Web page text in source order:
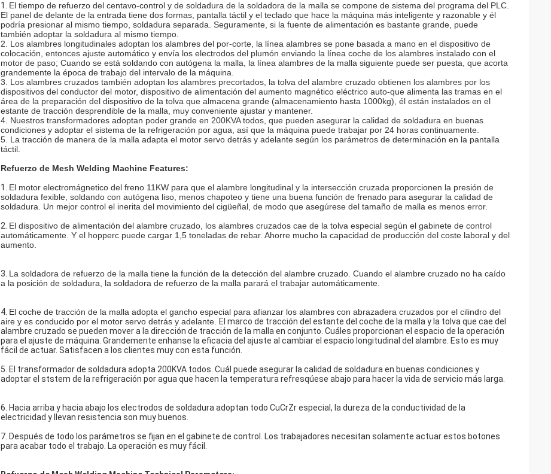
1. El tiempo de refuerzo del centavo-control y de soldadura de la soldadora de la malla se compone de sistema del programa del PLC.
El panel de delante de la entrada tiene dos formas, pantalla táctil y el teclado que hace la máquina más inteligente y razonable y él
podría presionar al mismo tiempo, soldadura separada. Seguramente, si la fuente de alimentación es bastante grande, puede
también adoptar la soldadura al mismo tiempo.
2. Los alambres longitudinales adoptan los alambres del por-corte, la línea alambres se pone basada a mano en el dispositivo de
colocación, entonces ajuste automático y envía los electrodos del plumón enviando la línea coche de los alambres instalado con el
motor de paso; Cuando se está soldando con autógena la malla, la línea alambres de la malla siguiente puede ser puesta, que acorta
grandemente la época de trabajo del intervalo de la máquina.
3. Los alambres cruzados también adoptan los alambres precortados, la tolva del alambre cruzado obtienen los alambres por los
dispositivos del conductor del motor, dispositivo de alimentación del aumento magnético eléctrico auto-que alimenta las tramas en el
área de la preparación del dispositivo de la tolva que almacena grande (almacenamiento hasta 1000kg), él están instalados en el
estante de tracción desprendible de la malla, muy conveniente ajustar y mantener.
4. Nuestros transformadores adoptan poder grande en 200KVA todos, que pueden asegurar la calidad de soldadura en buenas
condiciones y adoptar el sistema de la refrigeración por agua, así que la máquina puede trabajar por 24 horas continuamente.
5. La tracción de manera de la malla adapta el motor servo detrás y adelante según los parámetros de determinación en la pantalla
táctil.
Refuerzo de Mesh Welding Machine Features:
1. El motor electromágnetico del freno 11KW para que el alambre longitudinal y la intersección cruzada proporcionen la presión de
soldadura fexible, soldando con autógena liso, menos chapoteo y tiene una buena función de frenado para asegurar la calidad de
soldadura. Un mejor control el inerita del movimiento del cigüeñal, de modo que asegúrese del tamaño de malla es menos error.
2. El dispositivo de alimentación del alambre cruzado, los alambres cruzados cae de la tolva especial según el gabinete de control
automáticamente. Y el hopperc puede cargar 1,5 toneladas de rebar. Ahorre mucho la capacidad de producción del coste laboral y del
aumento.
3. La soldadora de refuerzo de la malla tiene la función de la detección del alambre cruzado. Cuando el alambre cruzado no ha caído
a la posición de soldadura, la soldadora de refuerzo de la malla parará el trabajar automáticamente.
4. El coche de tracción de la malla adopta el gancho especial para afianzar los alambres con abrazadera cruzados por el cilindro del
aire y es conducido por el motor servo detrás y adelante.
El marco de tracción del estante del coche de la malla y la tolva que cae del
alambre cruzado se pueden mover a la dirección de tracción de la malla en conjunto. Cuáles proporcionan el espacio de la operación
para el ajuste de máquina. Grandemente enhanse la eficacia del ajuste al cambiar el espacio longitudinal del alambre. Esto es muy
fácil de actuar. Satisfacen a los clientes muy con esta función.
5. El transformador de soldadura adopta 200KVA todos. Cuál puede asegurar la calidad de soldadura en buenas condiciones y
adoptar el ststem de la refrigeración por agua que hacen la temperatura refresqúese abajo para hacer la vida de servicio más larga.
6. Hacia arriba y hacia abajo los electrodos de soldadura adoptan todo CuCrZr especial, la dureza de la conductividad de la
electricidad y llevan resistencia son muy buenos.
7. Después de todo los parámetros se fijan en el gabinete de control. Los trabajadores necesitan solamente actuar estos botones
para acabar todo el trabajo. La operación es muy fácil.